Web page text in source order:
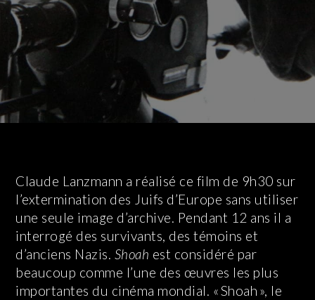
Claude Lanzmann a réalisé ce film de 9h30 sur
l’extermination des Juifs d’Europe sans utiliser
une seule image d’archive. Pendant 12 ans il a
interrogé des survivants, des témoins et
d’anciens Nazis. Shoah est considéré par
beaucoup comme l’une des œuvres les plus
importantes du cinéma mondial. « Shoah », le